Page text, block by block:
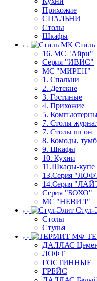
Прихожие
СПАЛЬНИ
Столы
Шкафы
16. МС "Айри"
Серия "ИВИС"
МС "МИРЕН"
1. Спальни
2. Детские
3. Гостиные
4. Прихожие
5.
7. Столы
7. Столы шпон
8. Комоды,
9. Шкафы
10. Кухни
11.Шкафы-
13.Серия
14.Серия
Серия "БОХО"
МС "НЕВИЛ"
Стул-
Столы
Стулья
ДАЛЛАС
ЛОФТ
ГОСТИННЫЕ
ГРЕЙС